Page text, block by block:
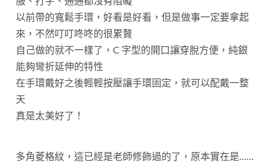
以前帶的寬鬆手環，好看是好看，但是做事一定要拿起
來，不然叮叮咚咚的很累贅
自己做的就不一樣了，C 字型的開口讓穿脫方便，純銀
能夠彎折延伸的特性
在手環戴好之後輕輕按壓讓手環固定，就可以配戴一整
天
真是太美好了！
多角菱格紋，這已經是老師修飾過的了，原本實在是……